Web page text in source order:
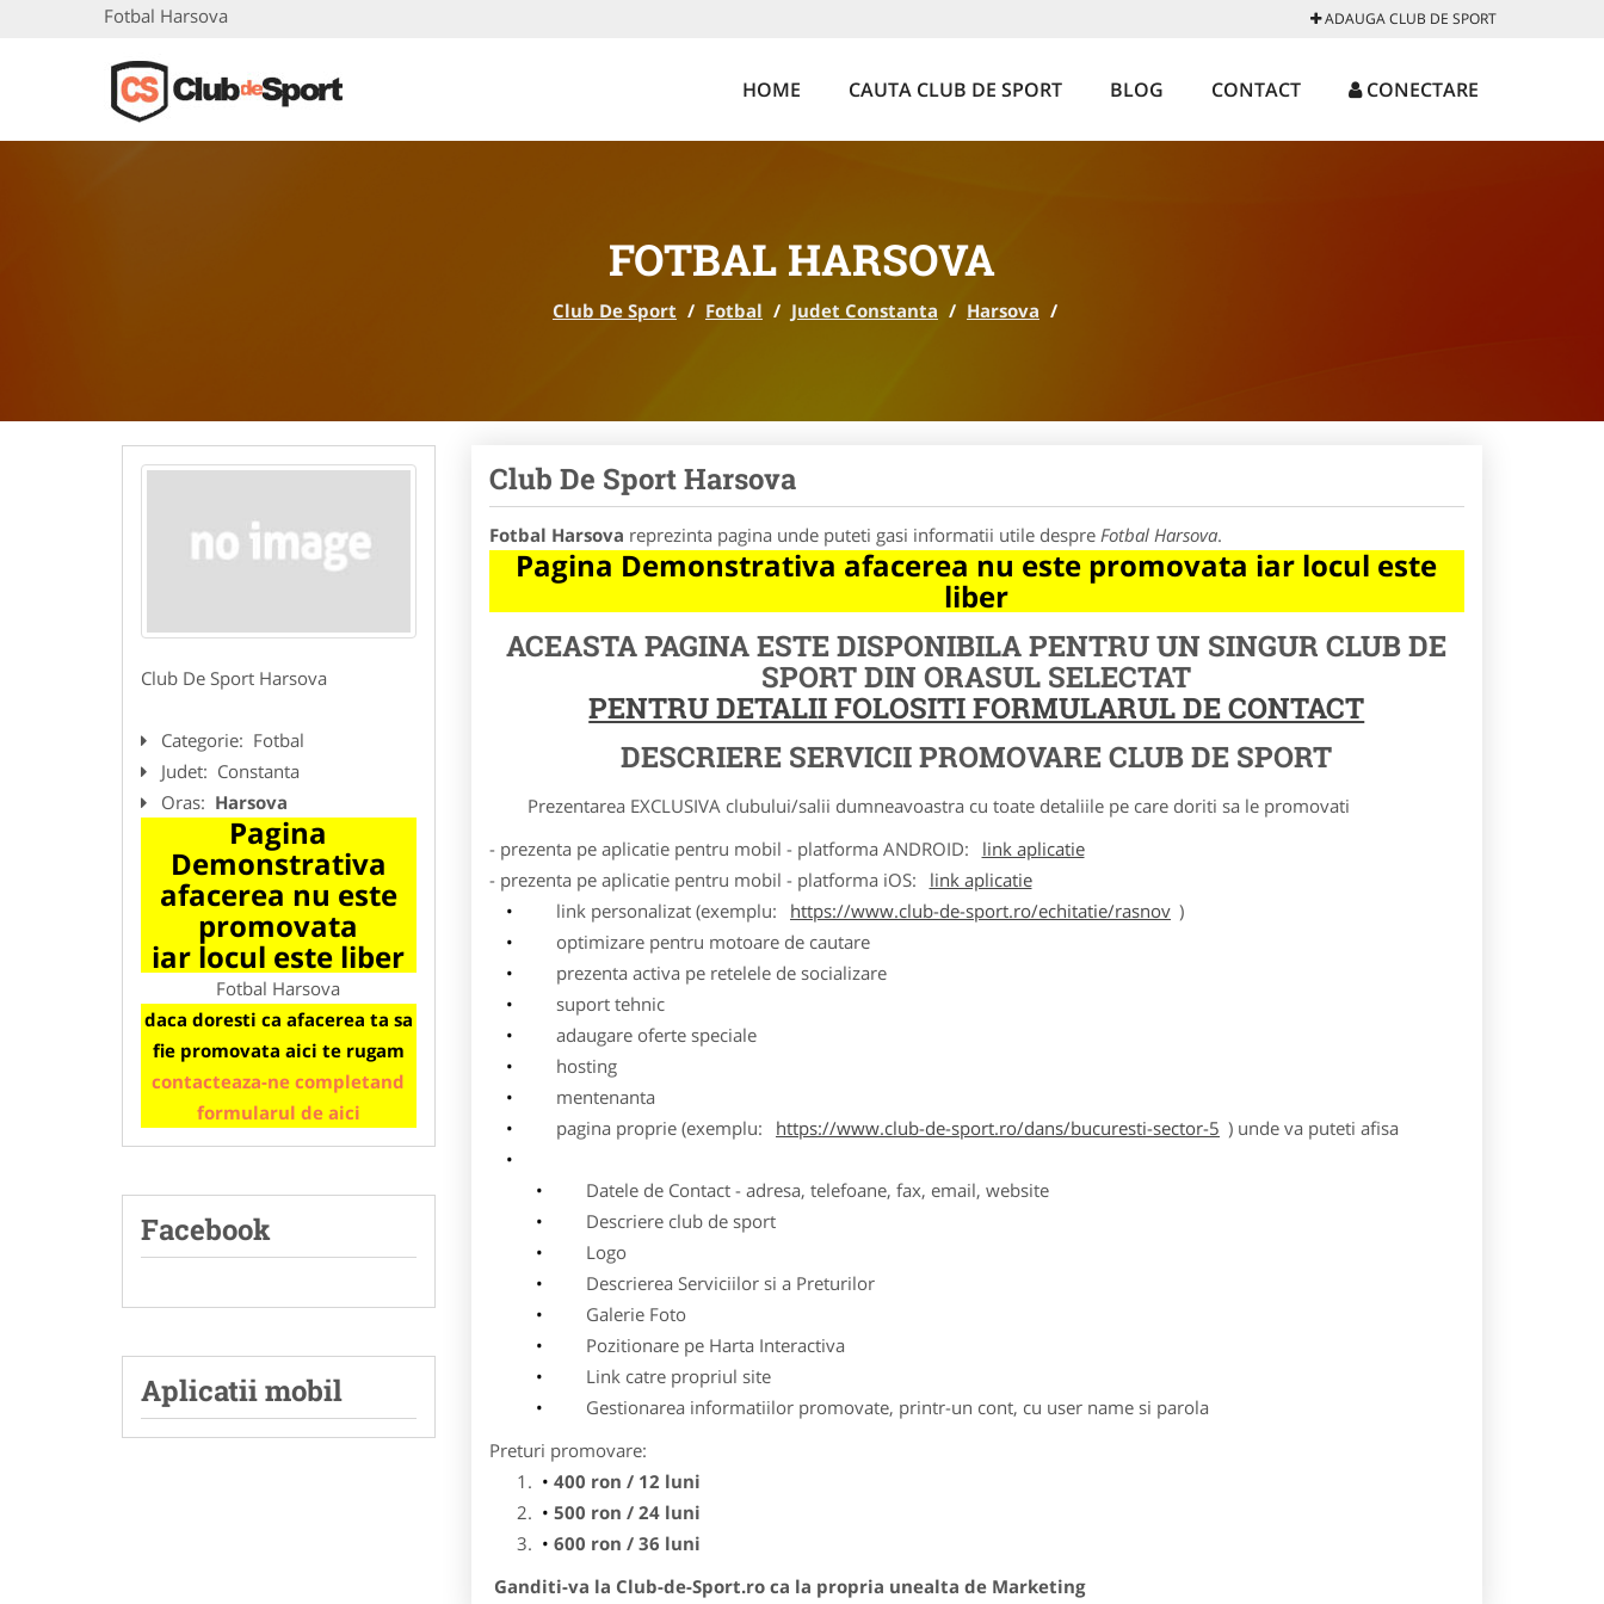
Fotbal Harsova ADAUGA CLUB DE SPORT
HOME CAUTA CLUB DE SPORT BLOG CONTACT CONECTARE
FOTBAL HARSOVA
Club De Sport / Fotbal / Judet Constanta / Harsova /
Club De Sport Harsova
Categorie: Fotbal
Judet: Constanta
Oras: Harsova
Pagina
Demonstrativa
afacerea nu este
promovata
iar locul este liber
Fotbal Harsova
daca doresti ca afacerea ta sa
fie promovata aici te rugam
contacteaza-ne completand
formularul de aici
Facebook
Aplicatii mobil
Club De Sport Harsova
Fotbal Harsova reprezinta pagina unde puteti gasi informatii utile despre Fotbal Harsova.
Pagina Demonstrativa afacerea nu este promovata iar locul este
liber
ACEASTA PAGINA ESTE DISPONIBILA PENTRU UN SINGUR CLUB DE
SPORT DIN ORASUL SELECTAT
PENTRU DETALII FOLOSITI FORMULARUL DE CONTACT
DESCRIERE SERVICII PROMOVARE CLUB DE SPORT
Prezentarea EXCLUSIVA clubului/salii dumneavoastra cu toate detaliile pe care doriti sa le promovati
- prezenta pe aplicatie pentru mobil - platforma ANDROID:
link aplicatie
- prezenta pe aplicatie pentru mobil - platforma iOS:
link aplicatie
link personalizat (exemplu:
https://www.club-de-sport.ro/echitatie/rasnov )
optimizare pentru motoare de cautare
prezenta activa pe retelele de socializare
suport tehnic
adaugare oferte speciale
hosting
mentenanta
pagina proprie (exemplu:
https://www.club-de-sport.ro/dans/bucuresti-sector-5 ) unde va puteti afisa
Datele de Contact - adresa, telefoane, fax, email, website
Descriere club de sport
Logo
Descrierea Serviciilor si a Preturilor
Galerie Foto
Pozitionare pe Harta Interactiva
Link catre propriul site
Gestionarea informatiilor promovate, printr-un cont, cu user name si parola
Preturi promovare:
400 ron / 12 luni
500 ron / 24 luni
600 ron / 36 luni
Ganditi-va la Club-de-Sport.ro ca la propria unealta de Marketing